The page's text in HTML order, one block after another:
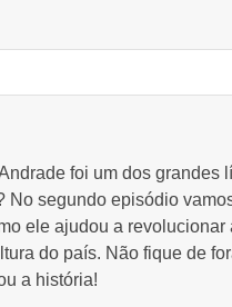
foi um dos grandes
No segundo episódio
ele ajudou a revolucionar
do país. Não fique de
a história!